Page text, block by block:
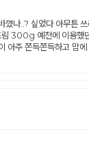
꼈나..? 싶었다 아무튼
300g 예전에 이용했
아주 쫀득쫀득하고 맘에